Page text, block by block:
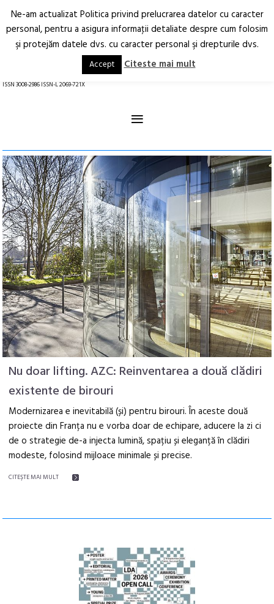
Arhitectură.
Oraș.
RO EN
ISSN 3008-2986 ISSN-L 2069-721X
≡
Nu doar lifting. AZC: Reinventarea a două clădiri
existente de birouri
Modernizarea e inevitabilă (și) pentru birouri. În aceste două
proiecte din Franța nu e vorba doar de echipare, aducere la zi ci
de o strategie de-a injecta lumină, spațiu și eleganță în clădiri
modeste, folosind mijloace minimale și precise.
CITEŞTE MAI MULT
Ne-am actualizat Politica privind prelucrarea datelor cu caracter
personal, pentru a asigura informaţii detaliate despre cum folosim
şi protejăm datele dvs. cu caracter personal şi drepturile dvs.
Accept Citeste mai mult